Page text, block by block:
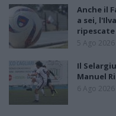
Anche il
a sei,
ripescate
5 Ago 2026
Il
Manuel
6 Ago 2026